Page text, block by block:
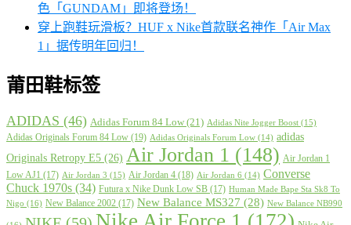
色「GUNDAM」即将登场！
穿上跑鞋玩滑板？HUF x Nike首款联名神作「Air Max
1」据传明年回归！
莆田鞋标签
ADIDAS (46) Adidas Forum 84 Low (21) Adidas Nite Jogger Boost (15)
Adidas Originals Forum 84 Low (19) Adidas Originals Forum Low (14) adidas
Originals Retropy E5 (26) Air Jordan 1 (148) Air Jordan 1
Low AJ1 (17) Air Jordan 3 (15) Air Jordan 4 (18) Air Jordan 6 (14) Converse
Chuck 1970s (34) Futura x Nike Dunk Low SB (17) Human Made Bape Sta Sk8 To
Nigo (16) New Balance 2002 (17) New Balance MS327 (28) New Balance NB990